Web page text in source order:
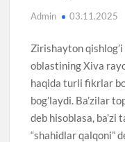
Admin 03.11.2025
Zirishayton
oblastining Xiva
haqida turli fikrlar
bog’laydi. Ba’zilar
deb hisoblasa,
“shahidlar qalqoni”